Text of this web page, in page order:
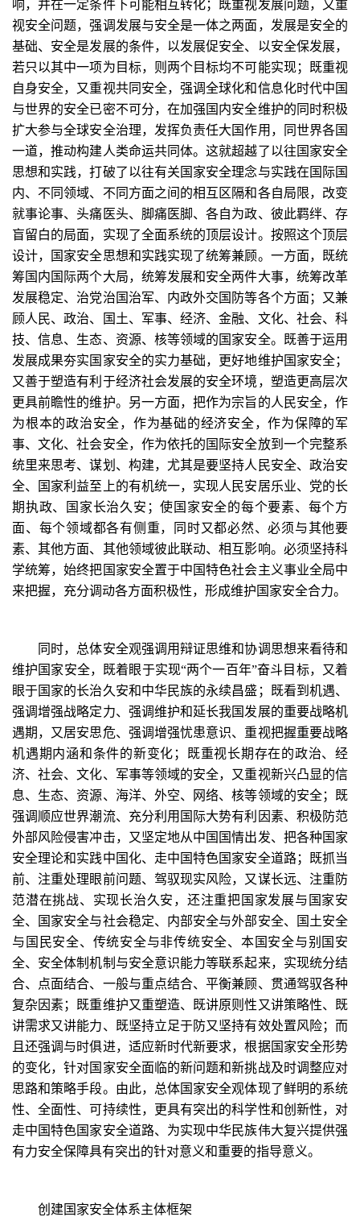
响，并在一定条件下可能相互转化；既重视发展问题，又重
视安全问题，强调发展与安全是一体之两面，发展是安全的
基础、安全是发展的条件，以发展促安全、以安全保发展，
若只以其中一项为目标，则两个目标均不可能实现；既重视
自身安全，又重视共同安全，强调全球化和信息化时代中国
与世界的安全已密不可分，在加强国内安全维护的同时积极
扩大参与全球安全治理，发挥负责任大国作用，同世界各国
一道，推动构建人类命运共同体。这就超越了以往国家安全
思想和实践，打破了以往有关国家安全理念与实践在国际国
内、不同领域、不同方面之间的相互区隔和各自局限，改变
就事论事、头痛医头、脚痛医脚、各自为政、彼此羁绊、存
盲留白的局面，实现了全面系统的顶层设计。按照这个顶层
设计，国家安全思想和实践实现了统筹兼顾。一方面，既统
筹国内国际两个大局，统筹发展和安全两件大事，统筹改革
发展稳定、治党治国治军、内政外交国防等各个方面；又兼
顾人民、政治、国土、军事、经济、金融、文化、社会、科
技、信息、生态、资源、核等领域的国家安全。既善于运用
发展成果夯实国家安全的实力基础，更好地维护国家安全；
又善于塑造有利于经济社会发展的安全环境，塑造更高层次
更具前瞻性的维护。另一方面，把作为宗旨的人民安全，作
为根本的政治安全，作为基础的经济安全，作为保障的军
事、文化、社会安全，作为依托的国际安全放到一个完整系
统里来思考、谋划、构建，尤其是要坚持人民安全、政治安
全、国家利益至上的有机统一，实现人民安居乐业、党的长
期执政、国家长治久安；使国家安全的每个要素、每个方
面、每个领域都各有侧重，同时又都必然、必须与其他要
素、其他方面、其他领域彼此联动、相互影响。必须坚持科
学统筹，始终把国家安全置于中国特色社会主义事业全局中
来把握，充分调动各方面积极性，形成维护国家安全合力。
同时，总体安全观强调用辩证思维和协调思想来看待和
维护国家安全，既着眼于实现“两个一百年”奋斗目标，又着
眼于国家的长治久安和中华民族的永续昌盛；既看到机遇、
强调增强战略定力、强调维护和延长我国发展的重要战略机
遇期，又居安思危、强调增强忧患意识、重视把握重要战略
机遇期内涵和条件的新变化；既重视长期存在的政治、经
济、社会、文化、军事等领域的安全，又重视新兴凸显的信
息、生态、资源、海洋、外空、网络、核等领域的安全；既
强调顺应世界潮流、充分利用国际大势有利因素、积极防范
外部风险侵害冲击，又坚定地从中国国情出发、把各种国家
安全理论和实践中国化、走中国特色国家安全道路；既抓当
前、注重处理眼前问题、驾驭现实风险，又谋长远、注重防
范潜在挑战、实现长治久安，还注重把国家发展与国家安
全、国家安全与社会稳定、内部安全与外部安全、国土安全
与国民安全、传统安全与非传统安全、本国安全与别国安
全、安全体制机制与安全意识能力等联系起来，实现统分结
合、点面结合、一般与重点结合、平衡兼顾、贯通驾驭各种
复杂因素；既重维护又重塑造、既讲原则性又讲策略性、既
讲需求又讲能力、既坚持立足于防又坚持有效处置风险；而
且还强调与时俱进，适应新时代新要求，根据国家安全形势
的变化，针对国家安全面临的新问题和新挑战及时调整应对
思路和策略手段。由此，总体国家安全观体现了鲜明的系统
性、全面性、可持续性，更具有突出的科学性和创新性，对
走中国特色国家安全道路、为实现中华民族伟大复兴提供强
有力安全保障具有突出的针对意义和重要的指导意义。
创建国家安全体系主体框架